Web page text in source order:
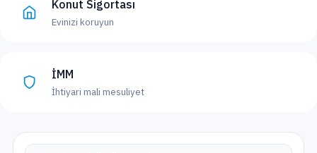
Konut Sigortası
Evinizi koruyun
İMM
İhtiyari mali mesuliyet